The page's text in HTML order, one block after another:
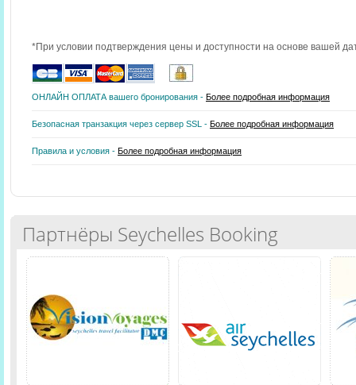
*При условии подтверждения цены и доступности на основе вашей
ОНЛАЙН ОПЛАТА вашего бронирования - Более подробная информация
Безопасная транзакция через сервер SSL - Более подробная информация
Правила и условия - Более подробная информация
Партнёры Seychelles Booking